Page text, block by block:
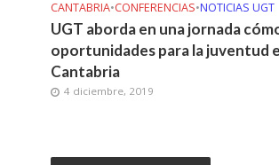
CANTABRIA•CONFERENCIAS•NOTICIAS UGT
UGT aborda en una jornada
oportunidades para la juventud
Cantabria
4 diciembre, 2019